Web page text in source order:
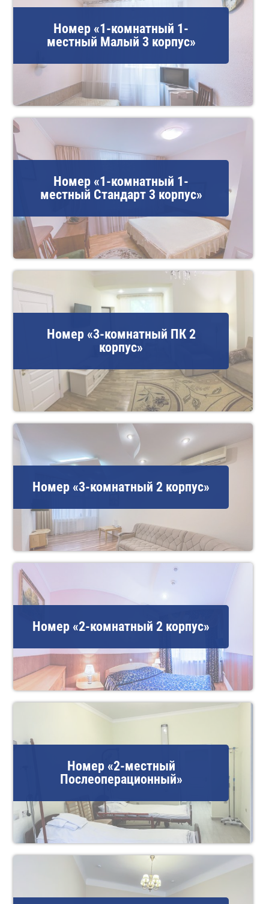
Номер «1-комнатный 1-
местный Малый 3 корпус»
Номер «1-комнатный 1-
местный Стандарт 3 корпус»
Номер «3-комнатный ПК 2
корпус»
Номер «3-комнатный 2 корпус»
Номер «2-комнатный 2 корпус»
Номер «2-местный
Послеоперационный»